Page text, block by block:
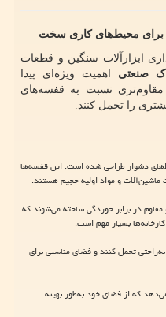
محیط‌های کاری سخت
ابزارآلات سنگین و قطعات
صنعتی اهمیت ویژه‌ای پیدا
مقاوم‌تری نسبت به قفسه‌های
را تحمل کنند.
دشوار طراحی شده است. این قفسه‌ها
ماشین‌آلات و مواد اولیه حجیم هستند.
در برابر خوردگی ساخته می‌شوند که
بسیار مهم است.
تحمل کنند و فضای مناسبی برای
که از فضای خود به‌طور بهینه